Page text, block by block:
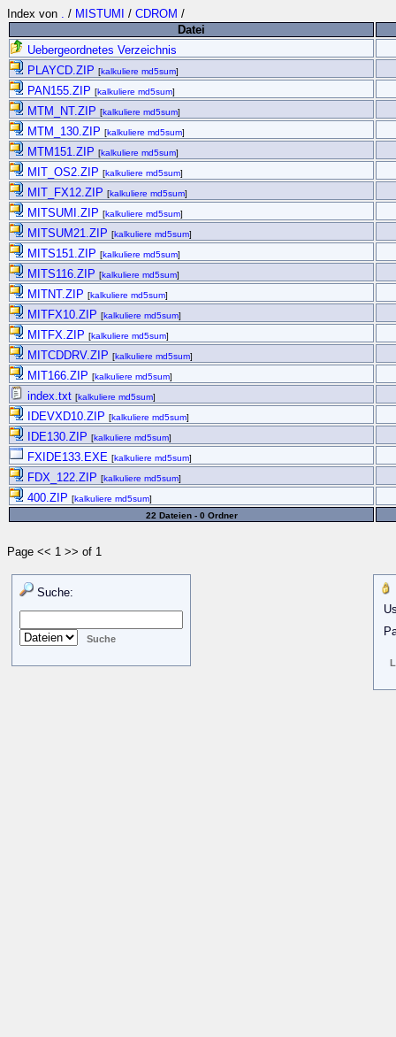
Index von . / MISTUMI / CDROM /
Datei
Uebergeordnetes Verzeichnis
PLAYCD.ZIP [kalkuliere md5sum]
PAN155.ZIP [kalkuliere md5sum]
MTM_NT.ZIP [kalkuliere md5sum]
MTM_130.ZIP [kalkuliere md5sum]
MTM151.ZIP [kalkuliere md5sum]
MIT_OS2.ZIP [kalkuliere md5sum]
MIT_FX12.ZIP [kalkuliere md5sum]
MITSUMI.ZIP [kalkuliere md5sum]
MITSUM21.ZIP [kalkuliere md5sum]
MITS151.ZIP [kalkuliere md5sum]
MITS116.ZIP [kalkuliere md5sum]
MITNT.ZIP [kalkuliere md5sum]
MITFX10.ZIP [kalkuliere md5sum]
MITFX.ZIP [kalkuliere md5sum]
MITCDDRV.ZIP [kalkuliere md5sum]
MIT166.ZIP [kalkuliere md5sum]
index.txt [kalkuliere md5sum]
IDEVXD10.ZIP [kalkuliere md5sum]
IDE130.ZIP [kalkuliere md5sum]
FXIDE133.EXE [kalkuliere md5sum]
FDX_122.ZIP [kalkuliere md5sum]
400.ZIP [kalkuliere md5sum]
22 Dateien - 0 Ordner
Page << 1 >> of 1
Suche: